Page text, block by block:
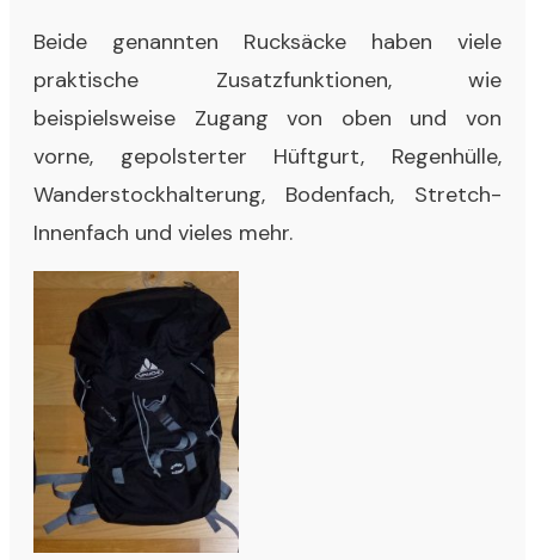
Beide genannten Rucksäcke haben viele
praktische Zusatzfunktionen, wie
beispielsweise Zugang von oben und von
vorne, gepolsterter Hüftgurt, Regenhülle,
Wanderstockhalterung, Bodenfach, Stretch-
Innenfach und vieles mehr.